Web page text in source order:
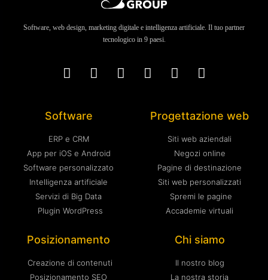
Software, web design, marketing digitale e intelligenza artificiale. Il tuo partner
tecnologico in 9 paesi.
Software
ERP e CRM
App per iOS e Android
Software personalizzato
Intelligenza artificiale
Servizi di Big Data
Plugin WordPress
Progettazione web
Siti web aziendali
Negozi online
Pagine di destinazione
Siti web personalizzati
Spremi le pagine
Accademie virtuali
Posizionamento
Creazione di contenuti
Posizionamento SEO
Chi siamo
Il nostro blog
La nostra storia